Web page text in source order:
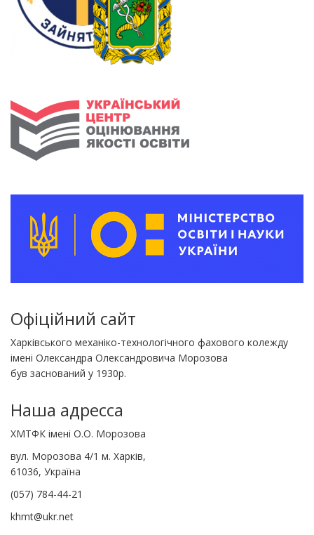
Офіційний сайт
Харківського механіко-технологічного фахового колежду
імені Олександра Олександровича Морозова
був заснований у 1930р.
Наша адресса
ХМТФК імені О.О. Морозова
вул. Морозова 4/1 м. Харків,
61036, Україна
(057) 784-44-21
khmt@ukr.net